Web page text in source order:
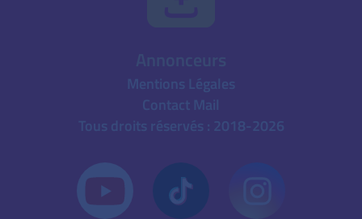
Mentions Légales
Contact Mail
Tous droits réservés : 2018-2026